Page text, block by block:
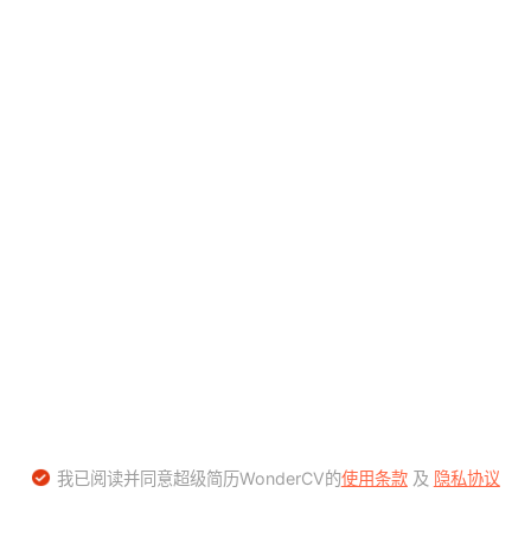
我已阅读并同意超级简历WonderCV的使用条款及 隐私协议